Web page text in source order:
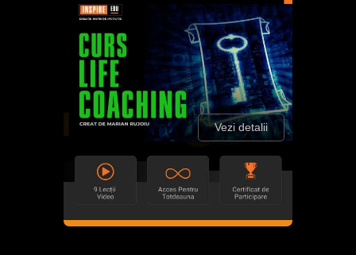
Vezi detalii